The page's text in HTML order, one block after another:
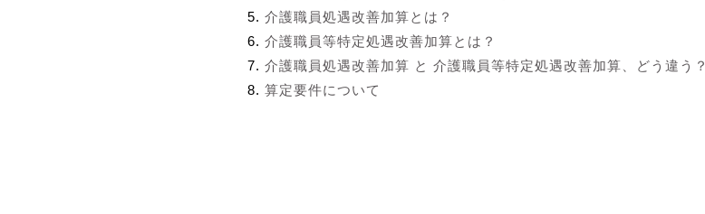
介護職員処遇改善加算とは？
介護職員等特定処遇改善加算とは？
介護職員処遇改善加算 と 介護職員等特定処遇改善加算、どう違う？
算定要件について